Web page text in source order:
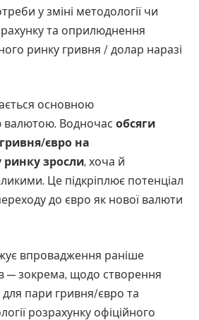
у зміні методології чи
та оприлюднення
ринку гривня / долар наразі
основною
Водночас обсяги
гривня/євро на
ринку зросли, хоча й
Це підкріплює потенціал
до євро як нової валюти
впровадження раніше
— зокрема, щодо створення
пари гривня/євро та
розрахунку офіційного